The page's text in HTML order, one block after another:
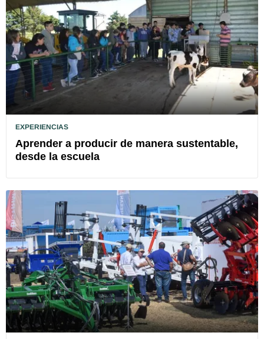
EXPERIENCIAS
Aprender a producir de manera sustentable,
desde la escuela